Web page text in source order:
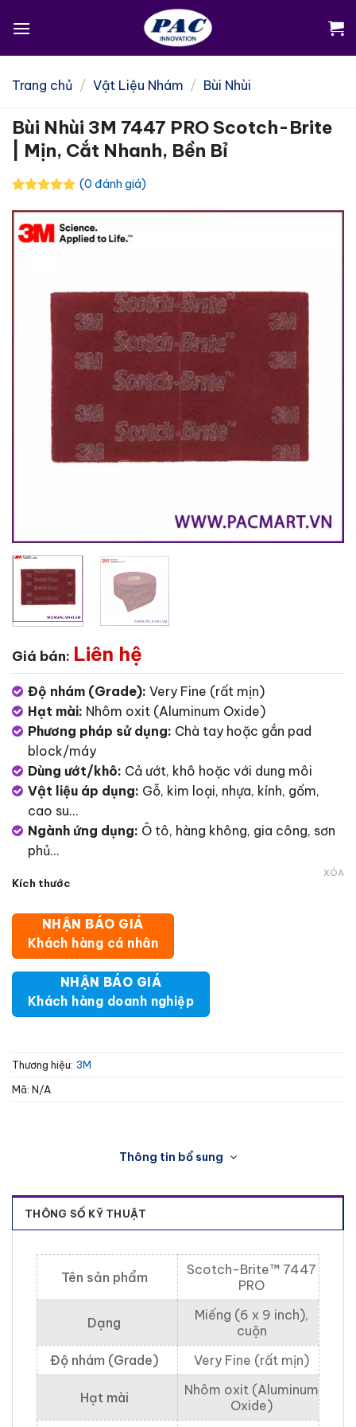
Trang chủ / Vật Liệu Nhám / Bùi Nhùi
Bùi Nhùi 3M 7447 PRO Scotch-Brite
| Mịn, Cắt Nhanh, Bền Bỉ
(0 đánh giá)
Giá bán: Liên hệ
Độ nhám (Grade): Very Fine (rất mịn)
Hạt mài: Nhôm oxit (Aluminum Oxide)
Phương pháp sử dụng: Chà tay hoặc gắn pad
block/máy
Dùng ướt/khô: Cả ướt, khô hoặc với dung môi
Vật liệu áp dụng: Gỗ, kim loại, nhựa, kính, gốm,
cao su…
Ngành ứng dụng: Ô tô, hàng không, gia công, sơn
phủ…
Kích thước
XÓA
NHẬN BÁO GIÁ
Khách hàng cá nhân
NHẬN BÁO GIÁ
Khách hàng doanh nghiệp
Thương hiệu: 3M
Mã: N/A
Thông tin bổ sung
THÔNG SỐ KỸ THUẬT
Tên sản phẩm
Scotch-Brite™ 7447
PRO
Dạng
Miếng (6 x 9 inch),
cuộn
Độ nhám (Grade)
Very Fine (rất mịn)
Hạt mài
Nhôm oxit (Aluminum
Oxide)